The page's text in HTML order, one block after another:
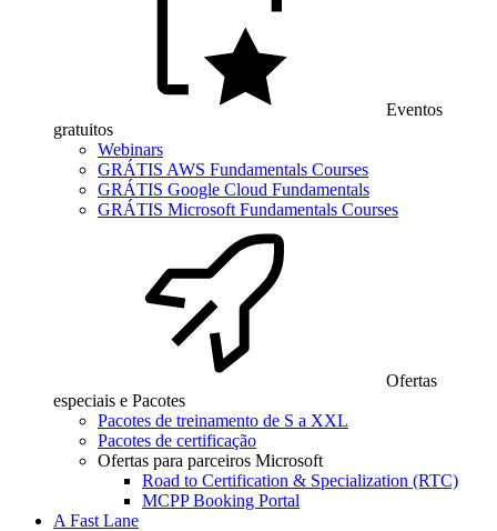
Eventos
gratuitos
Webinars
GRÁTIS AWS Fundamentals Courses
GRÁTIS Google Cloud Fundamentals
GRÁTIS Microsoft Fundamentals Courses
Ofertas
especiais e Pacotes
Pacotes de treinamento de S a XXL
Pacotes de certificação
Ofertas para parceiros Microsoft
Road to Certification & Specialization (RTC)
MCPP Booking Portal
A Fast Lane